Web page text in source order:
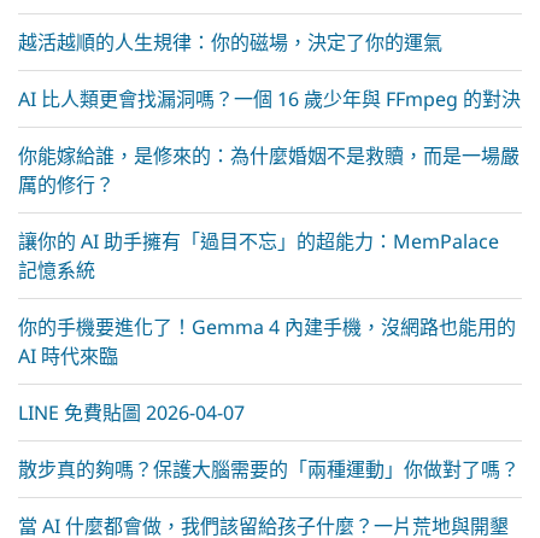
越活越順的人生規律：你的磁場，決定了你的運氣
AI 比人類更會找漏洞嗎？一個 16 歲少年與 FFmpeg 的對決
你能嫁給誰，是修來的：為什麼婚姻不是救贖，而是一場嚴
厲的修行？
讓你的 AI 助手擁有「過目不忘」的超能力：MemPalace
記憶系統
你的手機要進化了！Gemma 4 內建手機，沒網路也能用的
AI 時代來臨
LINE 免費貼圖 2026-04-07
散步真的夠嗎？保護大腦需要的「兩種運動」你做對了嗎？
當 AI 什麼都會做，我們該留給孩子什麼？一片荒地與開墾